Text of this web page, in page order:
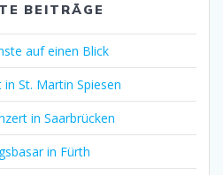
BEITRÄGE
auf einen Blick
St. Martin Spiesen
in Saarbrücken
in Fürth